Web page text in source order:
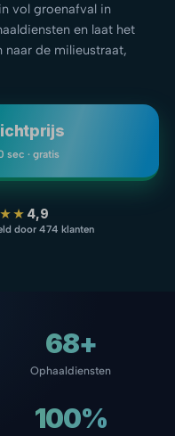
vol groenafval in
en laat het
de milieustraat,
sec · gratis
4,9
door 474 klanten
68+
Ophaaldiensten
100%